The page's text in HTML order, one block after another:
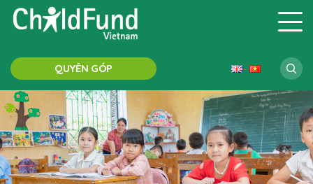
QUYÊN GÓP